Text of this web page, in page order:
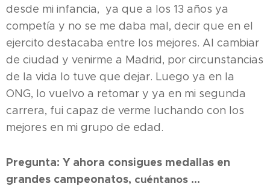
desde mi infancia, ya que a los 13 años ya
competía y no se me daba mal, decir que en el
ejercito destacaba entre los mejores. Al cambiar
de ciudad y venirme a Madrid, por circunstancias
de la vida lo tuve que dejar. Luego ya en la
ONG, lo vuelvo a retomar y ya en mi segunda
carrera, fui capaz de verme luchando con los
mejores en mi grupo de edad.
Pregunta: Y ahora consigues medallas en
grandes campeonatos, cuéntanos ...